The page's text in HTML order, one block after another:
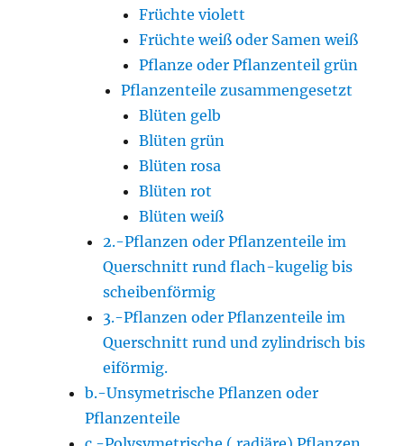
Früchte violett
Früchte weiß oder Samen weiß
Pflanze oder Pflanzenteil grün
Pflanzenteile zusammengesetzt
Blüten gelb
Blüten grün
Blüten rosa
Blüten rot
Blüten weiß
2.-Pflanzen oder Pflanzenteile im
Querschnitt rund flach-kugelig bis
scheibenförmig
3.-Pflanzen oder Pflanzenteile im
Querschnitt rund und zylindrisch bis
eiförmig.
b.-Unsymetrische Pflanzen oder
Pflanzenteile